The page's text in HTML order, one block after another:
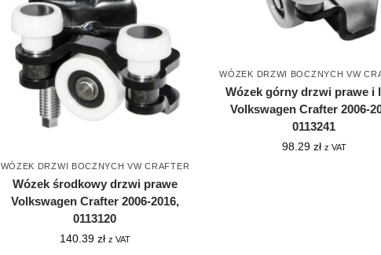
WÓZEK DRZWI BOCZNYCH VW CRAFTER
Wózek środkowy drzwi prawe
Volkswagen Crafter 2006-2016,
0113120
140.39 zł z VAT
WÓZEK DRZWI BOCZNYCH VW
Wózek górny drzwi prawe i
Volkswagen Crafter 2006-
0113241
98.29 zł z VAT